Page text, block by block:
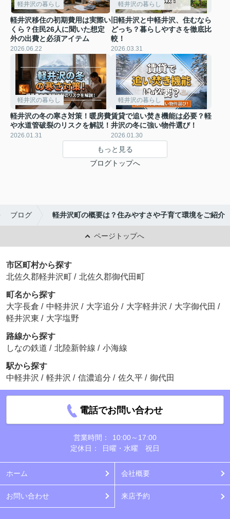
軽井沢の暮らし
軽井沢移住の初期費用は実際い
くら？住民26人に聞いた想定
外の出費と必須アイテム
2026.06.22
軽井沢の暮らし
旧軽井沢と中軽井沢、住むなら
どっち？暮らしやすさを徹底比
較！
2026.03.31
軽井沢の暮らし
軽井沢の冬の寒さ対策！暖房費
や水道管破裂のリスクを解説！
2026.01.31
軽井沢の暮らし
賃貸で追い焚き機能は必要？軽
井沢の冬に強い物件選び！
2026.01.30
もっと見る
ブログトップへ
ブログ 軽井沢町の概要は？住みやすさや子育て環境をご紹介
ページトップへ
市区町村から探す
北佐久郡軽井沢町 / 北佐久郡御代田町
町名から探す
大字長倉 / 中軽井沢 / 大字追分 / 大字軽井沢 / 大字御代田 /
軽井沢東 / 大字塩野
路線から探す
しなの鉄道 / 北陸新幹線 / 小海線
駅から探す
中軽井沢 / 軽井沢 / 信濃追分 / 佐久平 / 御代田
電話でお問い合わせ
営業時間：
10:00～17:00
定休日：
日曜・水曜 祝日
ホーム 会社概要
お問い合わせ 来店予約